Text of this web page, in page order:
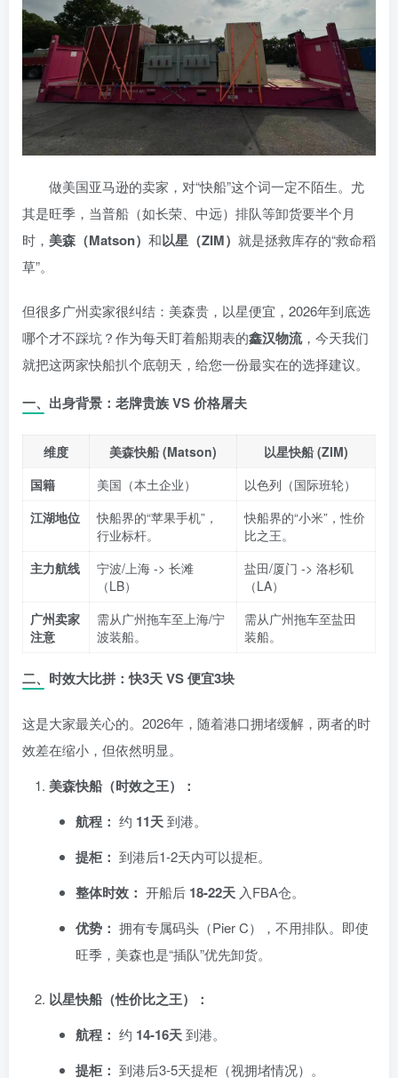
做美国亚马逊的卖家，对“快船”这个词一定不陌生。尤
其是旺季，当普船（如长荣、中远）排队等卸货要半个月
时， 美森（Matson） 和以星（ZIM） 就是拯救库存的“救命稻
草”。
但很多广州卖家很纠结：美森贵，以星便宜，2026年到底选
哪个才不踩坑？作为每天盯着船期表的鑫汉物流，今天我们
就把这两家快船扒个底朝天，给您一份最实在的选择建议。
一、出身背景：老牌贵族 VS 价格屠夫
维度 美森快船 (Matson)
以星快船 (ZIM)
国籍
美国（本土企业）
以色列（国际班轮）
江湖地位
快船界的“苹果手机”，
行业标杆。
快船界的“小米”，性价
比之王。
主力航线
宁波/上海 -> 长滩
（LB）
盐田/厦门 -> 洛杉矶
（LA）
广州卖家
注意
需从广州拖车至上海/宁
波装船。
需从广州拖车至盐田
装船。
二、时效大比拼：快3天 VS 便宜3块
这是大家最关心的。2026年，随着港口拥堵缓解，两者的时
效差在缩小，但依然明显。
美森快船（时效之王）：
航程： 约 11天到港。
提柜： 到港后1-2天内可以提柜。
整体时效： 开船后 18-22天 入FBA仓。
优势： 拥有专属码头（Pier C），不用排队。即使
旺季，美森也是“插队”优先卸货。
以星快船（性价比之王）：
航程： 约 14-16天到港。
提柜： 到港后3-5天提柜（视拥堵情况）。